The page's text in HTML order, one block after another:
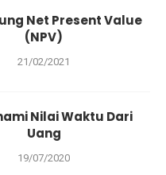
Net Present Value
(NPV)
21/02/2021
Nilai Waktu Dari
Uang
19/07/2020